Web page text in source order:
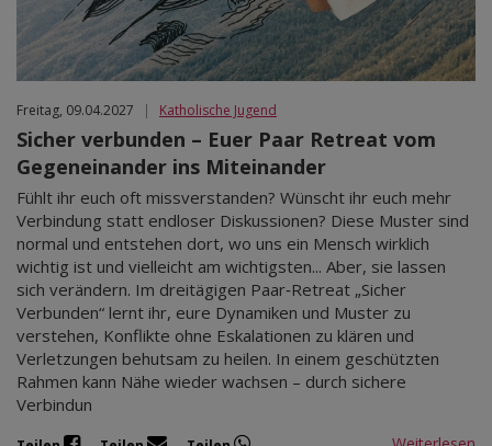
Freitag, 09.04.2027 | Katholische Jugend
Sicher verbunden – Euer Paar Retreat vom
Gegeneinander ins Miteinander
Fühlt ihr euch oft missverstanden? Wünscht ihr euch mehr
Verbindung statt endloser Diskussionen? Diese Muster sind
normal und entstehen dort, wo uns ein Mensch wirklich
wichtig ist und vielleicht am wichtigsten... Aber, sie lassen
sich verändern. Im dreitägigen Paar‑Retreat „Sicher
Verbunden“ lernt ihr, eure Dynamiken und Muster zu
verstehen, Konflikte ohne Eskalationen zu klären und
Verletzungen behutsam zu heilen. In einem geschützten
Rahmen kann Nähe wieder wachsen – durch sichere
Verbindun